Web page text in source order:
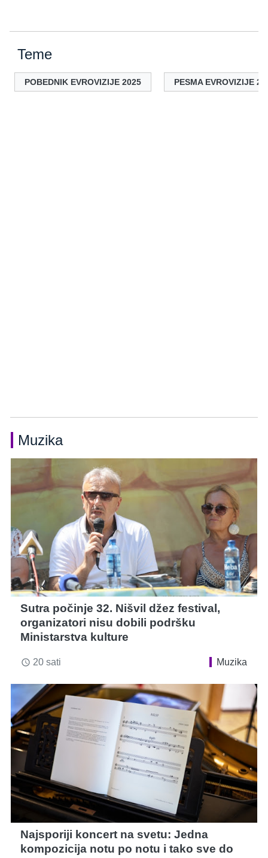
Teme
POBEDNIK EVROVIZIJE 2025 PESMA EVROVIZIJE
Muzika
Sutra počinje 32. Nišvil džez festival,
organizatori nisu dobili podršku
Ministarstva kulture
access_time 20 sati Muzika
Najsporiji koncert na svetu: Jedna
kompozicija notu po notu i tako sve do